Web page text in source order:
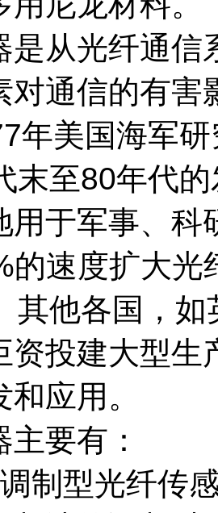
是从光纤通信
对通信的有害
年美国海军
末至80年代
用于军事、
的速度扩大
其他各国，
资投建大型
应用。
要有：
调制型光纤传